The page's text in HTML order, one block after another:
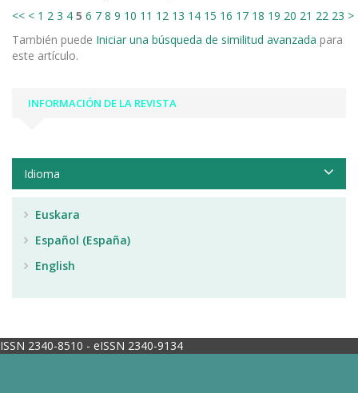
<< < 1 2 3 4 5 6 7 8 9 10 11 12 13 14 15 16 17 18 19 20 21 22 23 >
También puede Iniciar una búsqueda de similitud avanzada para
este artículo.
INFORMACIÓN DE LA REVISTA
Idioma
Euskara
Español (España)
English
ISSN 2340-8510 - eISSN 2340-9134